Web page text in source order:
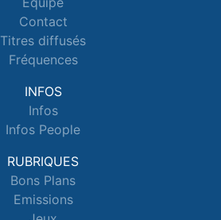
Contact
Titres diffusés
Fréquences
INFOS
Infos
Infos People
RUBRIQUES
Bons Plans
Emissions